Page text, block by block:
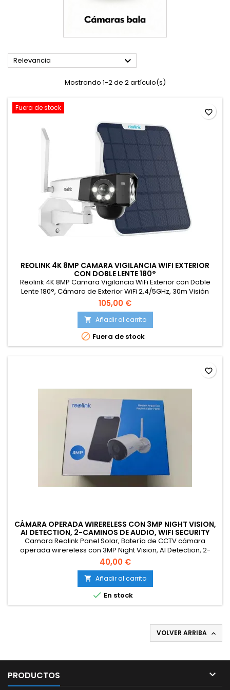
Relevancia 
Mostrando 1-2 de 2 artículo(s)
Fuera de stock
REOLINK 4K 8MP CAMARA VIGILANCIA WIFI EXTERIOR
CON DOBLE LENTE 180°
Reolink 4K 8MP Camara Vigilancia WiFi Exterior con Doble
Lente 180°, Cámara de Exterior WiFi 2,4/5GHz, 30m Visión
Nocturna en Color, IP66, Detección Smart, Funciona con
Alexa/Cloud, Duo 2+ Panel Solar
105,00 €
 Añadir al carrito
 Fuera de stock
favorite_border
CÁMARA OPERADA WIRERELESS CON 3MP NIGHT VISION,
AI DETECTION, 2-CAMINOS DE AUDIO, WIFI SECURITY
CAMERA WORKS CON ALEXA
Camara Reolink Panel Solar, Batería de CCTV cámara
operada wirereless con 3MP Night Vision, AI Detection, 2-
Caminos de Audio, WiFi Security Camera Works con Alexa
40,00 €
 Añadir al carrito
 En stock
favorite_border
VOLVER ARRIBA 
PRODUCTOS 